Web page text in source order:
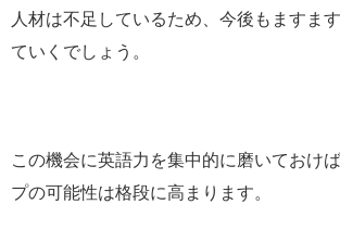
人材は不足しているため、今後もますま
ていくでしょう。
この機会に英語力を集中的に磨いておけ
プの可能性は格段に高まります。